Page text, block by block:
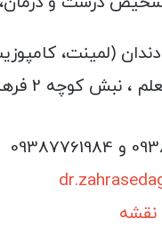
دندان (لمینت،